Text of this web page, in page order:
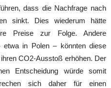
dass die Nachfrage nach
sinkt. Dies wiederum hätte
Preise zur Folge. Andere
etwa in Polen – könnten diese
CO2-Ausstoß erhöhen. Der
Entscheidung würde somit
sich daher für einen